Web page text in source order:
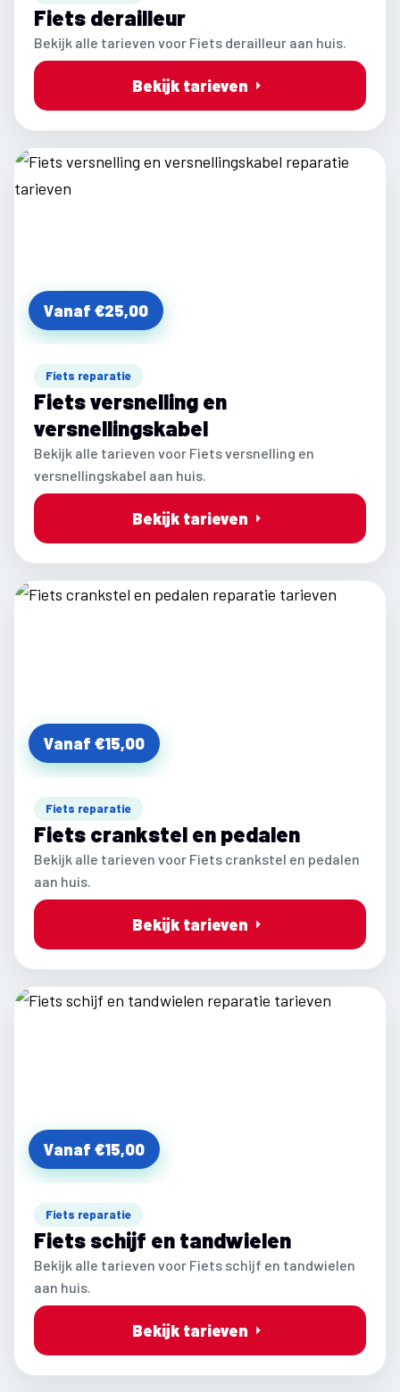
Fiets derailleur
Bekijk alle tarieven voor Fiets derailleur aan huis.
Bekijk tarieven
Vanaf €25,00
Fiets reparatie
Fiets versnelling en
versnellingskabel
Bekijk alle tarieven voor Fiets versnelling en
versnellingskabel aan huis.
Bekijk tarieven
Vanaf €15,00
Fiets reparatie
Fiets crankstel en pedalen
Bekijk alle tarieven voor Fiets crankstel en pedalen
aan huis.
Bekijk tarieven
Vanaf €15,00
Fiets reparatie
Fiets schijf en tandwielen
Bekijk alle tarieven voor Fiets schijf en tandwielen
aan huis.
Bekijk tarieven